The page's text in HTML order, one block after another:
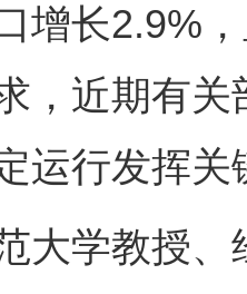
增长2.9%
，近期有
运行发挥关
学教授、